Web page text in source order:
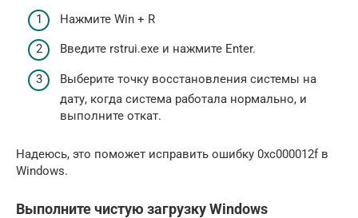
Нажмите Win + R
Введите rstrui.exe и нажмите Enter.
Выберите точку восстановления системы на
дату, когда система работала нормально, и
выполните откат.
Надеюсь, это поможет исправить ошибку 0xc000012f в
Windows.
Выполните чистую загрузку Windows